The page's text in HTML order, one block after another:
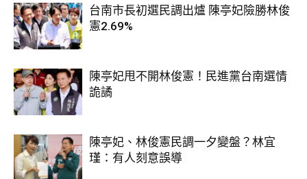
台南市長初選民調出爐 陳亭妃險勝林俊
憲2.69%
陳亭妃甩不開林俊憲！民進黨台南選情
詭譎
陳亭妃、林俊憲民調一夕變盤？林宜
瑾：有人刻意誤導